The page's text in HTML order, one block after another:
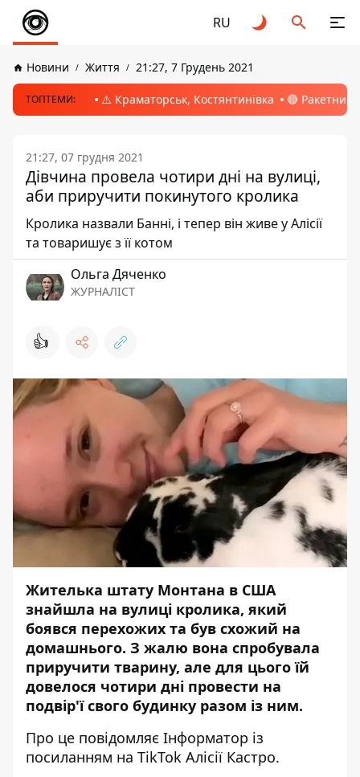
RU
Новини Життя 21:27, 7 Грудень 2021
ТОПТЕМИ: ⚠️ Краматорськ, Костянтинівка 🔴 Ракетний
21:27, 07 грудня 2021
Дівчина провела чотири дні на вулиці,
аби приручити покинутого кролика
Кролика назвали Банні, і тепер він живе у Алісії
та товаришує з її котом
Ольга Дяченко
ЖУРНАЛІСТ
👍
Жителька штату Монтана в США
знайшла на вулиці кролика, який
боявся перехожих та був схожий на
домашнього. З жалю вона спробувала
приручити тварину, але для цього їй
довелося чотири дні провести на
подвір'ї свого будинку разом із ним.
Про це повідомляє Інформатор із
посиланням на TikTok Алісії Кастро.